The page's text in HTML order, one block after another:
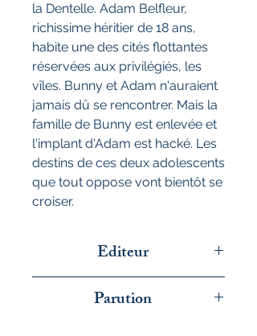
la Dentelle. Adam Belfleur,
richissime héritier de 18 ans,
habite une des cités flottantes
réservées aux privilégiés, les
vîles. Bunny et Adam n'auraient
jamais dû se rencontrer. Mais la
famille de Bunny est enlevée et
l'implant d'Adam est hacké. Les
destins de ces deux adolescents
que tout oppose vont bientôt se
croiser.
Editeur
Parution